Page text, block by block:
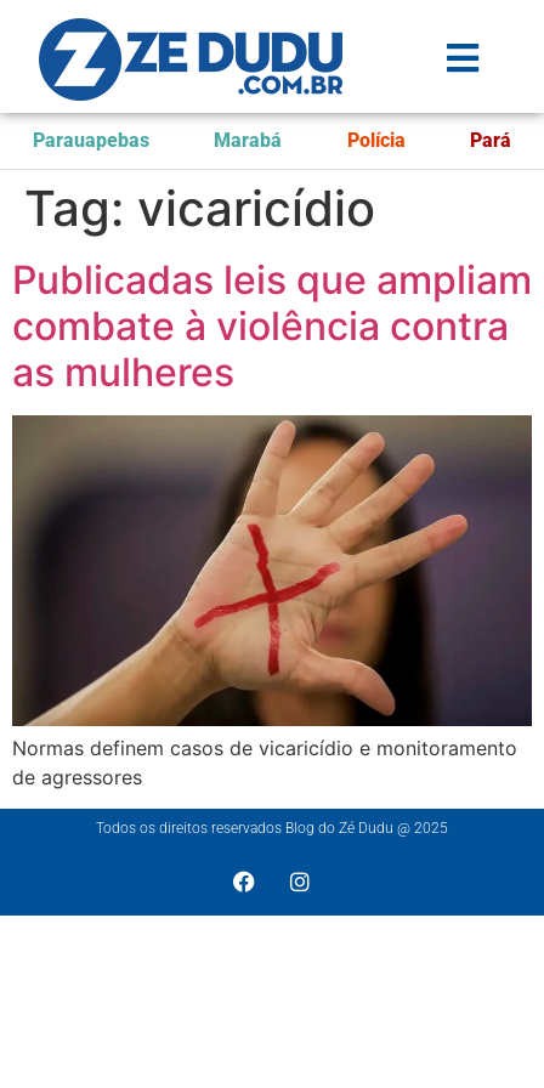
Parauapebas Marabá Polícia Pará
Tag: vicaricídio
Publicadas leis que ampliam
combate à violência contra
as mulheres
Normas definem casos de vicaricídio e monitoramento
de agressores
Todos os direitos reservados Blog do Zé Dudu @ 2025